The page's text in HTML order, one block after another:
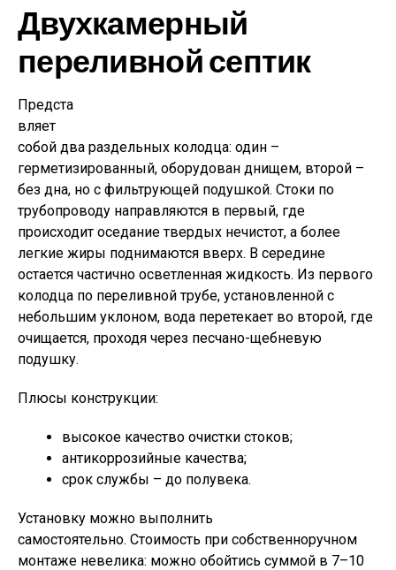
Двухкамерный
переливной септик
Предста
вляет
собой два раздельных колодца: один –
герметизированный, оборудован днищем, второй –
без дна, но с фильтрующей подушкой. Стоки по
трубопроводу направляются в первый, где
происходит оседание твердых нечистот, а более
легкие жиры поднимаются вверх. В середине
остается частично осветленная жидкость. Из первого
колодца по переливной трубе, установленной с
небольшим уклоном, вода перетекает во второй, где
очищается, проходя через песчано-щебневую
подушку.
Плюсы конструкции:
высокое качество очистки стоков;
антикоррозийные качества;
срок службы – до полувека.
Установку можно выполнить
самостоятельно. Стоимость при собственноручном
монтаже невелика: можно обойтись суммой в 7–10